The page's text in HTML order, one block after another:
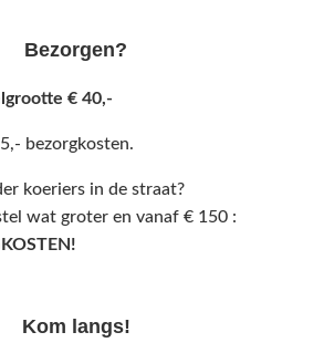
Bezorgen?
€ 40,-
bezorgkosten.
koeriers in de straat?
wat groter en vanaf € 150 :
Kom langs!